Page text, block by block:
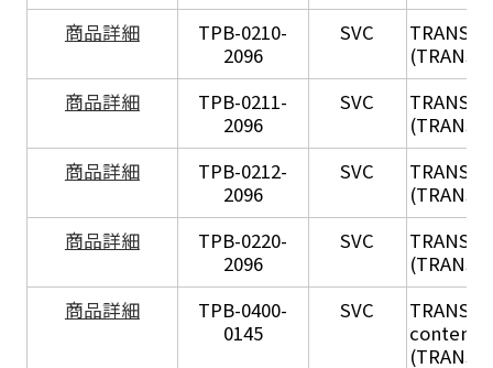
商品詳細
TPB-0210-
2096
SVC TRANSIL
商品詳細
TPB-0211-
2096
SVC TRANSIL
商品詳細
TPB-0212-
2096
SVC TRANSIL
商品詳細
TPB-0220-
2096
SVC TRANSIL
商品詳細
TPB-0400-
0145
SVC
content